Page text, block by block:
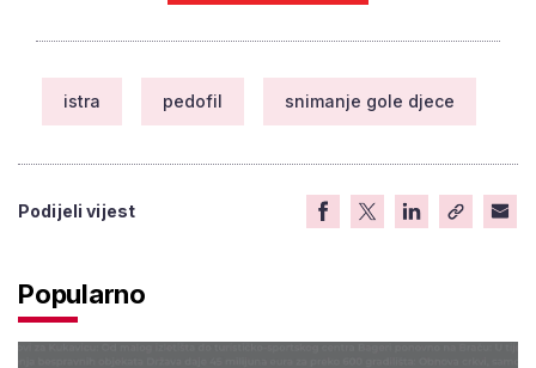
istra pedofil snimanje gole djece
Podijeli vijest
Popularno